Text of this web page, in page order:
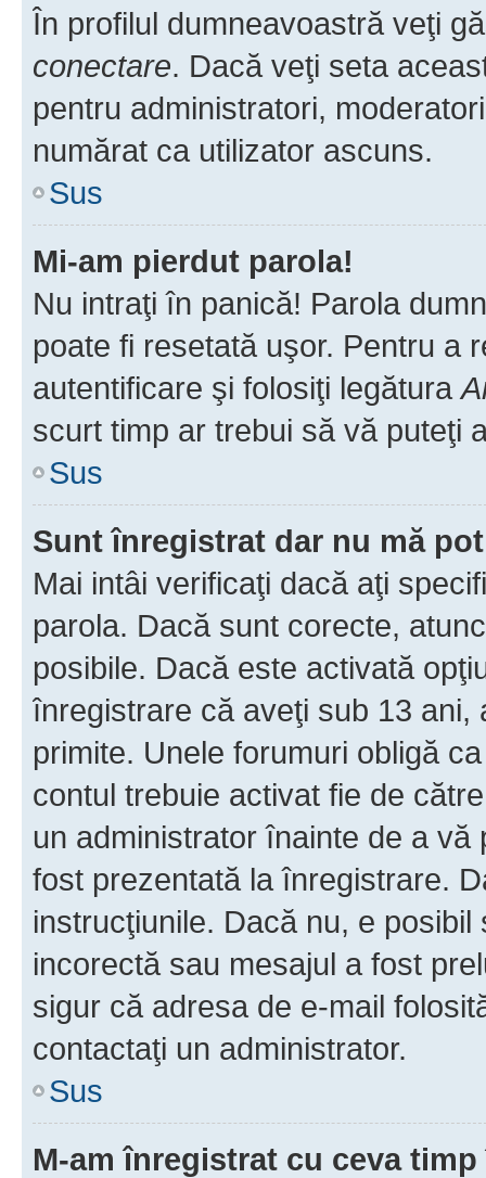
În profilul dumneavoastră veţi
conectare. Dacă veţi seta
pentru administratori,
numărat ca utilizator ascuns.
Sus
Mi-am pierdut parola!
Nu intraţi în panică! Parola
poate fi resetată uşor. Pentru a
autentificare şi folosiţi legătura
scurt timp ar trebui să vă puteţi
Sus
Sunt înregistrat dar nu mă
Mai intâi verificaţi dacă aţi
parola. Dacă sunt corecte,
posibile. Dacă este activată
înregistrare că aveţi sub 13
primite. Unele forumuri obligă
contul trebuie activat fie de
un administrator înainte de a
fost prezentată la înregistrare.
instrucţiunile. Dacă nu, e
incorectă sau mesajul a fost
sigur că adresa de e-mail
contactaţi un administrator.
Sus
M-am înregistrat cu ceva